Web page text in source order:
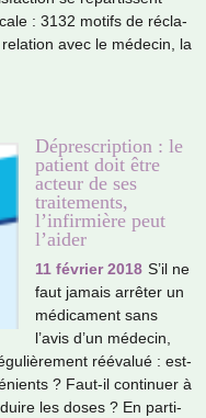
: 3132 motifs de récla­
avec le méde­cin, la
Déprescription : le
patient doit être
acteur de ses
traitements,
l’infirmière peut
l’aider
11 février 2018 S’il ne
faut jamais arrê­ter un
médi­ca­ment sans
l’avis d’un méde­cin,
réé­va­lué : est-
? Faut-il conti­nuer à
les doses ? En par­ti­